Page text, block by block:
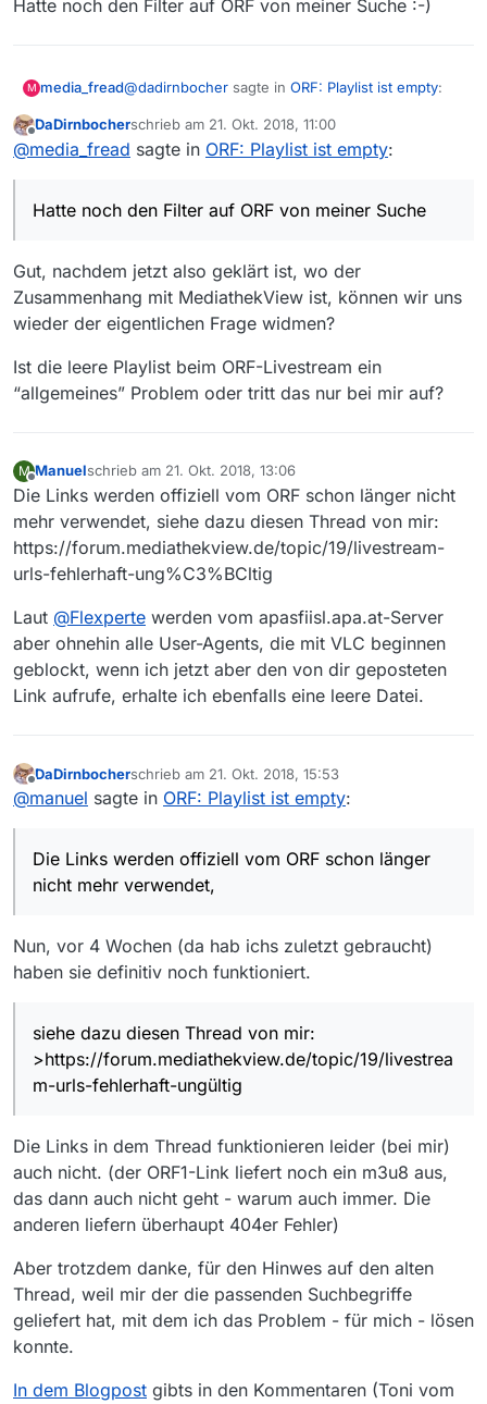
Hatte noch den Filter auf ORF von meiner Suche :-)
M media_fread@dadirnbocher sagte in ORF: Playlist ist empty:
@media_freadsagte inORF: Playlist ist
Danke, ware mir nicht bewusst das es
der einzige Sender für den es sowas
gibt).
:-)
Offline
DaDirnbocherschrieb am 21. Okt. 2018, 11:00
zuletzt editiert von
@media_fread sagte in ORF: Playlist ist empty:
Hatte noch den Filter auf ORF von meiner Suche
Gut, nachdem jetzt also geklärt ist, wo der
Zusammenhang mit MediathekView ist, können wir uns
wieder der eigentlichen Frage widmen?
Ist die leere Playlist beim ORF-Livestream ein
“allgemeines” Problem oder tritt das nur bei mir auf?
M
Offline
Manuelschrieb am 21. Okt. 2018, 13:06
zuletzt editiert von
Die Links werden offiziell vom ORF schon länger nicht
mehr verwendet, siehe dazu diesen Thread von mir:
https://forum.mediathekview.de/topic/19/livestream-
urls-fehlerhaft-ung%C3%BCltig
Laut @Flexperte werden vom apasfiisl.apa.at-Server
aber ohnehin alle User-Agents, die mit VLC beginnen
geblockt, wenn ich jetzt aber den von dir geposteten
Link aufrufe, erhalte ich ebenfalls eine leere Datei.
DaDirnbocherschrieb am 21. Okt. 2018, 15:53
zuletzt editiert von
@manuel sagte in ORF: Playlist ist empty:
Die Links werden offiziell vom ORF schon länger
nicht mehr verwendet,
Nun, vor 4 Wochen (da hab ichs zuletzt gebraucht)
haben sie definitiv noch funktioniert.
siehe dazu diesen Thread von mir:
>https://forum.mediathekview.de/topic/19/livestrea
m-urls-fehlerhaft-ungültig
Die Links in dem Thread funktionieren leider (bei mir)
auch nicht. (der ORF1-Link liefert noch ein m3u8 aus,
das dann auch nicht geht - warum auch immer. Die
anderen liefern überhaupt 404er Fehler)
Aber trotzdem danke, für den Hinwes auf den alten
Thread, weil mir der die passenden Suchbegriffe
geliefert hat, mit dem ich das Problem - für mich - lösen
konnte.
In dem Blogpost gibts in den Kommentaren (Toni vom